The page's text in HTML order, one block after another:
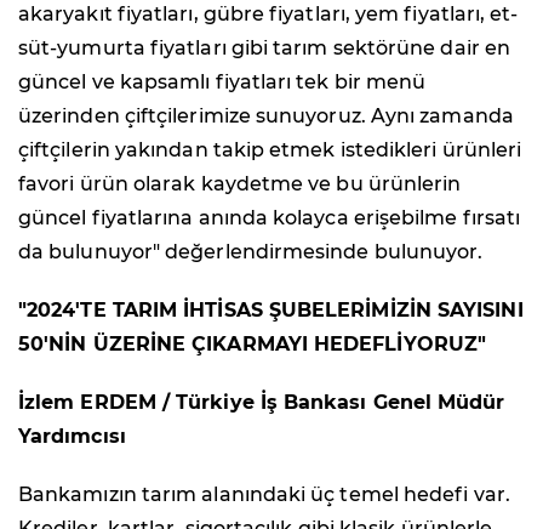
akaryakıt fiyatları, gübre fiyatları, yem fiyatları, et-
süt-yumurta fiyatları gibi tarım sektörüne dair en
güncel ve kapsamlı fiyatları tek bir menü
üzerinden çiftçilerimize sunuyoruz. Aynı zamanda
çiftçilerin yakından takip etmek istedikleri ürünleri
favori ürün olarak kaydetme ve bu ürünlerin
güncel fiyatlarına anında kolayca erişebilme fırsatı
da bulunuyor" değerlendirmesinde bulunuyor.
"2024'TE TARIM İHTİSAS ŞUBELERİMİZİN SAYISINI
50'NİN ÜZERİNE ÇIKARMAYI HEDEFLİYORUZ"
İzlem ERDEM / Türkiye İş Bankası Genel Müdür
Yardımcısı
Bankamızın tarım alanındaki üç temel hedefi var.